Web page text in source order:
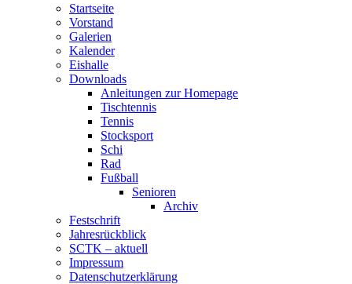
Startseite
Vorstand
Galerien
Kalender
Eishalle
Downloads
Anleitungen zur Homepage
Tischtennis
Tennis
Stocksport
Schi
Rad
Fußball
Senioren
Archiv
Festschrift
Jahresrückblick
SCTK – aktuell
Impressum
Datenschutzerklärung